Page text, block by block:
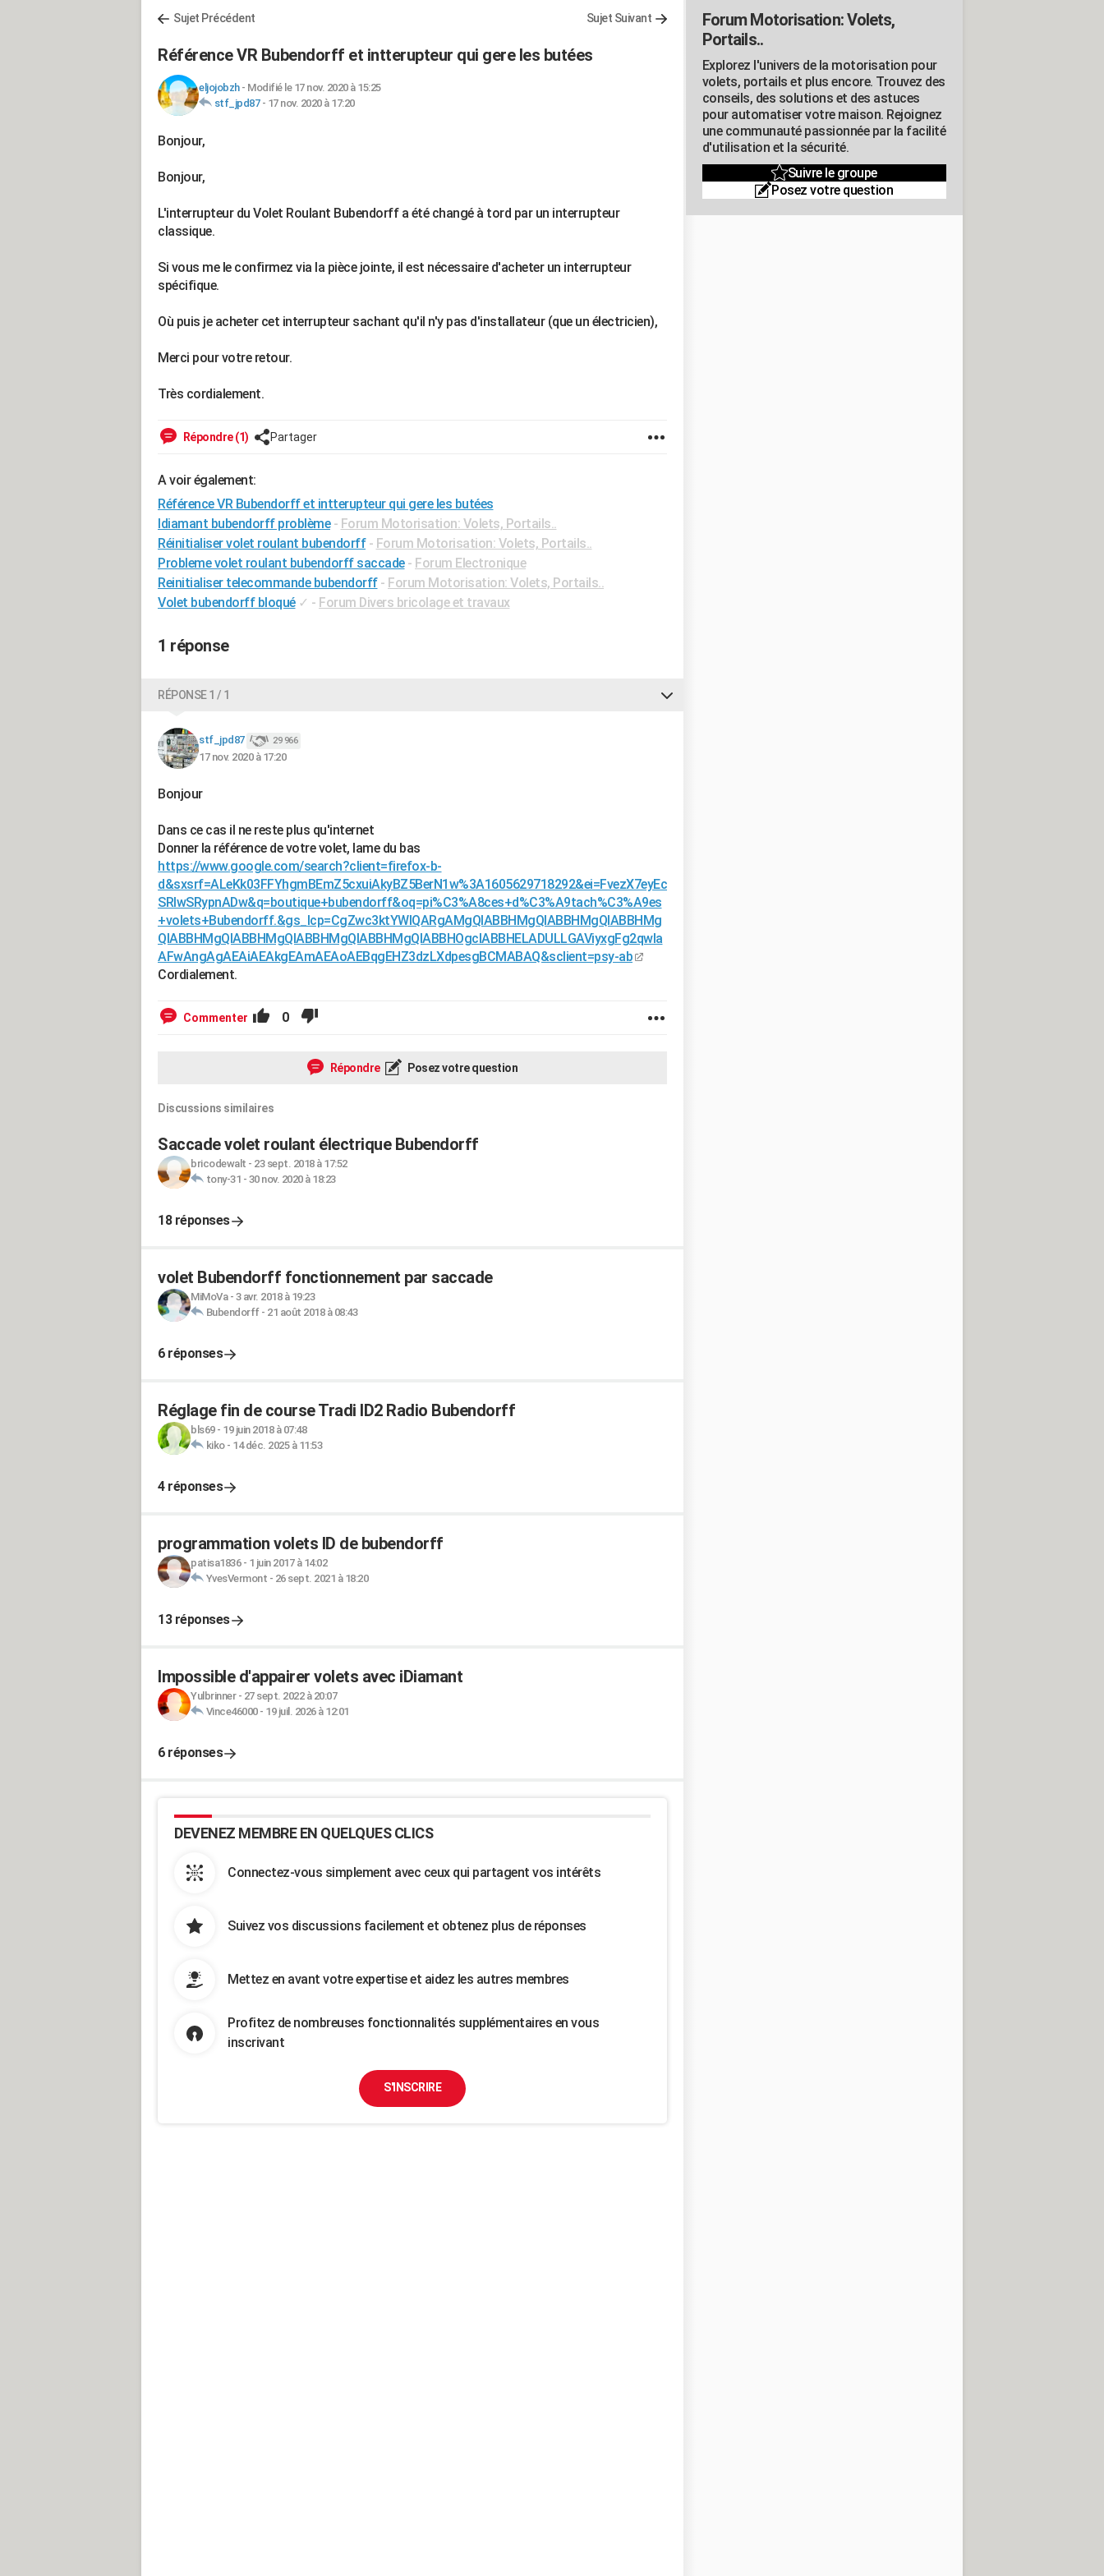
Sujet Précédent Sujet Suivant
Référence VR Bubendorff et intterupteur qui gere les butées
eljojobzh- Modifié le 17 nov. 2020 à 15:25
stf_jpd87- 17 nov. 2020 à 17:20
Bonjour,
Bonjour,
L'interrupteur du Volet Roulant Bubendorff a été changé à tord par un interrupteur
classique.
Si vous me le confirmez via la pièce jointe, il est nécessaire d'acheter un interrupteur
spécifique.
Où puis je acheter cet interrupteur sachant qu'il n'y pas d'installateur (que un électricien),
Merci pour votre retour.
Très cordialement.
Répondre (1) Partager
A voir également:
Référence VR Bubendorff et intterupteur qui gere les butées
Idiamant bubendorff problème - Forum Motorisation: Volets, Portails..
Réinitialiser volet roulant bubendorff - Forum Motorisation: Volets, Portails..
Probleme volet roulant bubendorff saccade - Forum Electronique
Reinitialiser telecommande bubendorff - Forum Motorisation: Volets, Portails..
Volet bubendorff bloqué ✓ - Forum Divers bricolage et travaux
1 réponse
RÉPONSE 1 / 1
stf_jpd87 29 966
17 nov. 2020 à 17:20
Bonjour
Dans ce cas il ne reste plus qu'internet
Donner la référence de votre volet, lame du bas
https://www.google.com/search?client=firefox-b-
d&sxsrf=ALeKk03FFYhgmBEmZ5cxuiAkyBZ5BerN1w%3A1605629718292&ei=FvezX7eyEc
SRlwSRypnADw&q=boutique+bubendorff&oq=pi%C3%A8ces+d%C3%A9tach%C3%A9es
+volets+Bubendorff.&gs_lcp=CgZwc3ktYWIQARgAMgQIABBHMgQIABBHMgQIABBHMg
QIABBHMgQIABBHMgQIABBHMgQIABBHMgQIABBHOgcIABBHELADULLGAViyxgFg2qwIa
AFwAngAgAEAiAEAkgEAmAEAoAEBqgEHZ3dzLXdpesgBCMABAQ&sclient=psy-ab
Cordialement.
Commenter 0
Répondre Posez votre question
Discussions similaires
Saccade volet roulant électrique Bubendorff
bricodewalt - 23 sept. 2018 à 17:52
tony-31 - 30 nov. 2020 à 18:23
18 réponses
volet Bubendorff fonctionnement par saccade
MiMoVa- 3 avr. 2018 à 19:23
Bubendorff- 21 août 2018 à 08:43
6 réponses
Réglage fin de course Tradi ID2 Radio Bubendorff
bls69- 19 juin 2018 à 07:48
kiko- 14 déc. 2025 à 11:53
4 réponses
programmation volets ID de bubendorff
patisa1836- 1 juin 2017 à 14:02
YvesVermont - 26 sept. 2021 à 18:20
13 réponses
Impossible d'appairer volets avec iDiamant
Yulbrinner- 27 sept. 2022 à 20:07
Vince46000- 19 juil. 2026 à 12:01
6 réponses
DEVENEZ MEMBRE EN QUELQUES CLICS
Connectez-vous simplement avec ceux qui partagent vos intérêts
Suivez vos discussions facilement et obtenez plus de réponses
Mettez en avant votre expertise et aidez les autres membres
Profitez de nombreuses fonctionnalités supplémentaires en vous
inscrivant
S'INSCRIRE
Forum Motorisation: Volets,
Portails..
Explorez l'univers de la motorisation pour
volets, portails et plus encore. Trouvez des
conseils, des solutions et des astuces
pour automatiser votre maison. Rejoignez
une communauté passionnée par la facilité
d'utilisation et la sécurité.
Suivre le groupe
Posez votre question